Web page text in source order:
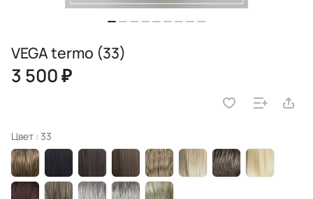
VEGA termo (33)
3 500 ₽
Цвет : 33